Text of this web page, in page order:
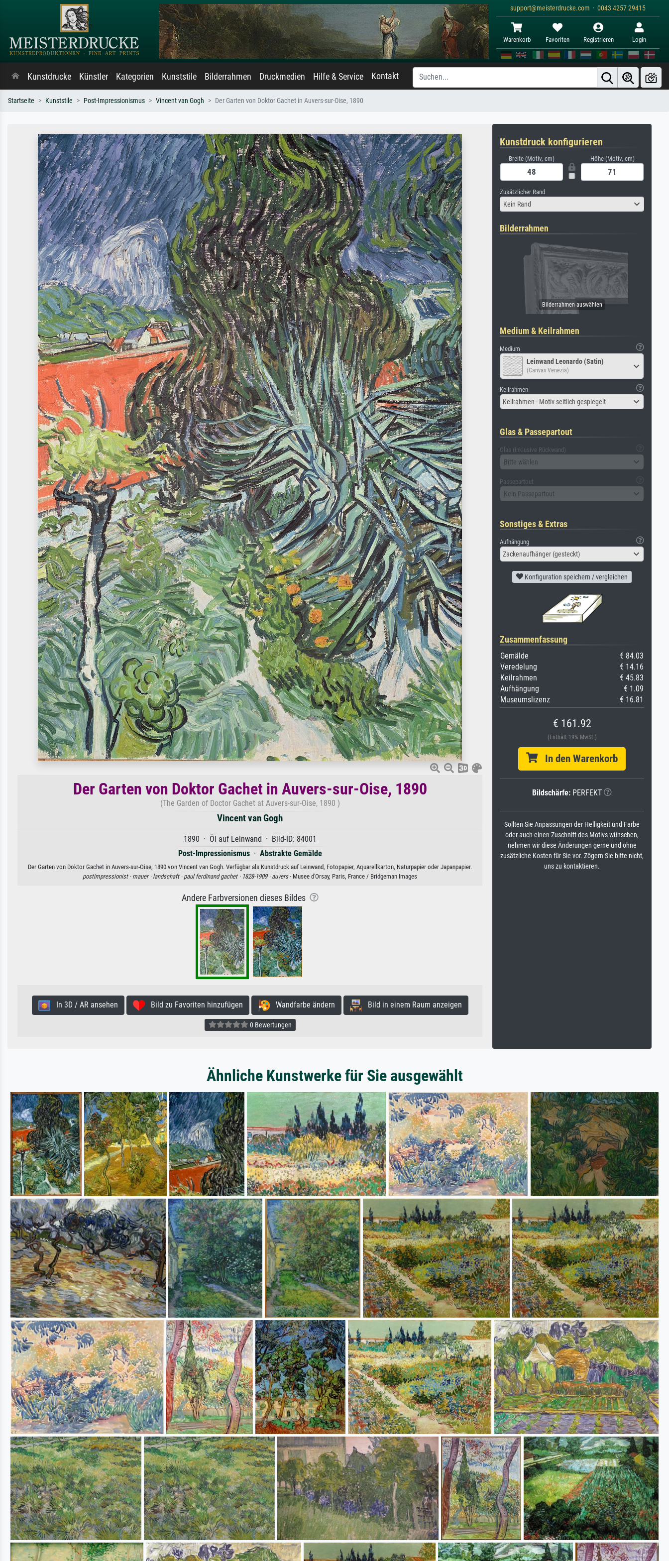
support@meisterdrucke.com · 0043 4257 29415
Warenkorb Favoriten Registrieren Login
Kunstdrucke Künstler Kategorien Kunststile Bilderrahmen Druckmedien Hilfe & Service Kontakt
Startseite Kunststile Post-Impressionismus Vincent van Gogh Der Garten von Doktor Gachet in Auvers-sur-Oise, 1890
Der Garten von Doktor Gachet in Auvers-sur-Oise, 1890
(The Garden of Doctor Gachet at Auvers-sur-Oise, 1890 )
Vincent van Gogh
1890 · Öl auf Leinwand · Bild-ID: 84001
Post-Impressionismus· Abstrakte Gemälde
Der Garten von Doktor Gachet in Auvers-sur-Oise, 1890 von Vincent van Gogh. Verfügbar als Kunstdruck auf Leinwand, Fotopapier, Aquarellkarton, Naturpapier oder Japanpapier.
postimpressionist · mauer · landschaft · paul ferdinand gachet · 1828-1909 · auvers· Musee d'Orsay, Paris, France / Bridgeman Images
Andere Farbversionen dieses Bildes
In 3D / AR ansehen Bild zu Favoriten hinzufügen Wandfarbe ändern Bild in einem Raum anzeigen
0 Bewertungen
Kunstdruck konfigurieren
Breite (Motiv, cm) Höhe (Motiv, cm)
Zusätzlicher Rand
Kein Rand
Bilderrahmen
Medium & Keilrahmen
Medium
Leinwand Leonardo (Satin)
(Canvas Venezia)
Keilrahmen
Keilrahmen - Motiv seitlich gespiegelt
Glas & Passepartout
Glas (inklusive Rückwand)
Bitte wählen
Passepartout
Kein Passepartout
Sonstiges & Extras
Aufhängung
Zackenaufhänger (gesteckt)
Konfiguration speichern / vergleichen
Zusammenfassung
Gemälde
€ 84.03
Veredelung
€ 14.16
Keilrahmen
€ 45.83
Aufhängung
€ 1.09
Museumslizenz
€ 16.81
€ 161.92
(Enthält 19% MwSt.)
In den Warenkorb
Bildschärfe: PERFEKT
Sollten Sie Anpassungen der Helligkeit und Farbe
oder auch einen Zuschnitt des Motivs wünschen,
nehmen wir diese Änderungen gerne und ohne
zusätzliche Kosten für Sie vor. Zögern Sie bitte nicht,
uns zu kontaktieren.
Ähnliche Kunstwerke für Sie ausgewählt